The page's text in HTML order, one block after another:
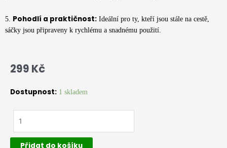
5. Pohodlí a praktičnost: Ideální pro ty, kteří jsou stále na cestě,
sáčky jsou připraveny k rychlému a snadnému použití.
299 Kč
Dostupnost: 1 skladem
Země
-
Přidat do košíku